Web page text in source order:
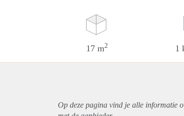
17 m2 1
Op deze pagina vind je alle informatie